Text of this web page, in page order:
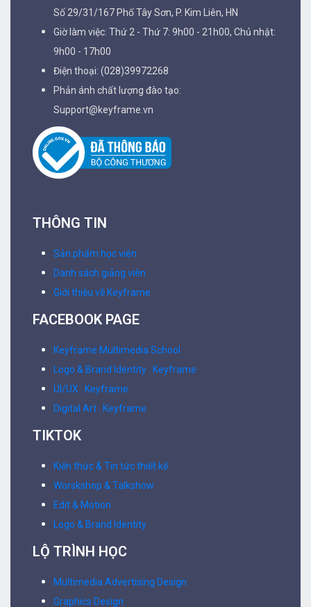
Số 29/31/167 Phố Tây Sơn, P. Kim Liên, HN
Giờ làm việc: Thứ 2 - Thứ 7: 9h00 - 21h00, Chủ nhật:
9h00 - 17h00
Điện thoại: (028)39972268
Phản ánh chất lượng đào tạo:
Support@keyframe.vn
THÔNG TIN
Sản phẩm học viên
Danh sách giảng viên
Giới thiệu về Keyframe
FACEBOOK PAGE
Keyframe Multimedia School
Logo & Brand Identity . Keyframe
UI/UX . Keyframe
Digital Art . Keyframe
TIKTOK
Kiến thức & Tin tức thiết kế
Worskshop & Talkshow
Edit & Motion
Logo & Brand Identity
LỘ TRÌNH HỌC
Multimedia Advertising Design
Graphics Design